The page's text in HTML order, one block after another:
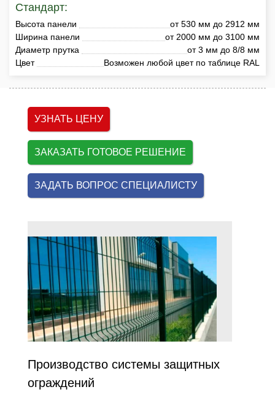
Стандарт:
Высота панели
от 530 мм до 2912 мм
Ширина панели
от 2000 мм до 3100 мм
Диаметр прутка
от 3 мм до 8/8 мм
Цвет
Возможен любой цвет по таблице RAL
УЗНАТЬ ЦЕНУ
ЗАКАЗАТЬ ГОТОВОЕ РЕШЕНИЕ
ЗАДАТЬ ВОПРОС СПЕЦИАЛИСТУ
Производство системы защитных
ограждений